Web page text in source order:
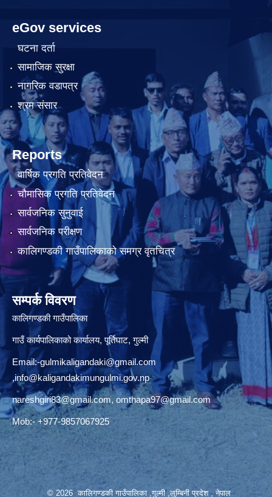
eGov services
घटना दर्ता
सामाजिक सुरक्षा
नागरिक वडापत्र
श्रम संसार
Reports
वार्षिक प्रगति प्रतिवेदन
चौमासिक प्रगति प्रतिवेदन
सार्वजनिक सुनुवाई
सार्वजनिक परीक्षण
कालिगण्डकी गाउँपालिकाको समग्र वृतचित्र
सम्पर्क विवरण
कालिगण्डकी गाउँपालिका
गाउँ कार्यपालिकाको कार्यालय, पूर्तिघाट, गुल्मी
Email:-gulmikaligandaki@gmail.com
,info@kaligandakimungulmi.gov.np
nareshgiri83@gmail.com,omthapa97@gmail.com
Mob:- +977-9857067925
© 2026 कालिगण्डकी गाउँपालिका ,गुल्मी ,लुम्बिनी प्रदेश , नेपाल